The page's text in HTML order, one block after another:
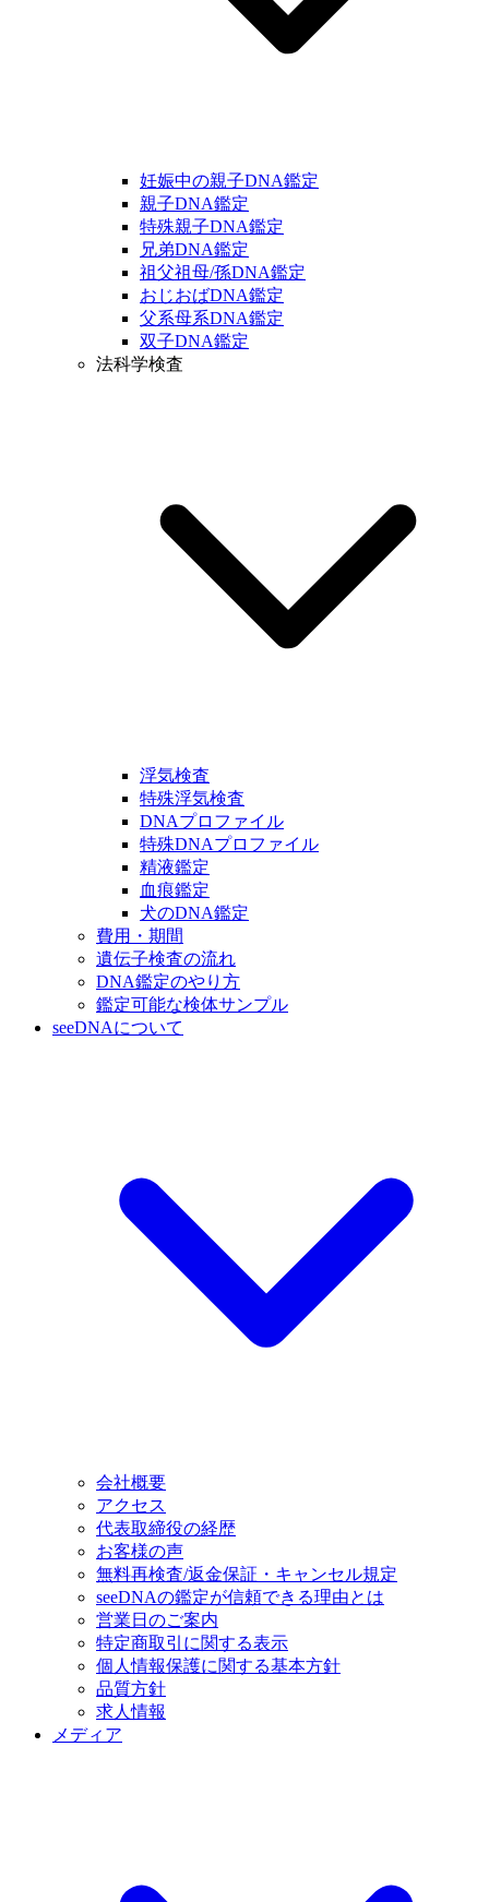
妊娠中の親子DNA鑑定
親子DNA鑑定
特殊親子DNA鑑定
兄弟DNA鑑定
祖父祖母/孫DNA鑑定
おじおばDNA鑑定
父系母系DNA鑑定
双子DNA鑑定
法科学検査
浮気検査
特殊浮気検査
DNAプロファイル
特殊DNAプロファイル
精液鑑定
血痕鑑定
犬のDNA鑑定
費用・期間
遺伝子検査の流れ
DNA鑑定のやり方
鑑定可能な検体サンプル
seeDNAについて
会社概要
アクセス
代表取締役の経歴
お客様の声
無料再検査/返金保証・キャンセル規定
seeDNAの鑑定が信頼できる理由とは
営業日のご案内
特定商取引に関する表示
個人情報保護に関する基本方針
品質方針
求人情報
メディア